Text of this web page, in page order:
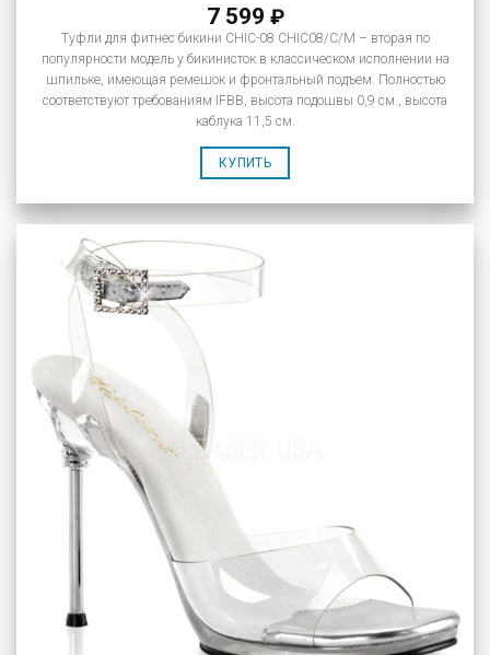
7 599 ₽
Туфли для фитнес бикини CHIC-08 CHIC08/C/M – вторая по
популярности модель у бикинисток в классическом исполнении на
шпильке, имеющая ремешок и фронтальный подъем. Полностью
соответствуют требованиям IFBB, высота подошвы 0,9 см., высота
каблука 11,5 см.
КУПИТЬ